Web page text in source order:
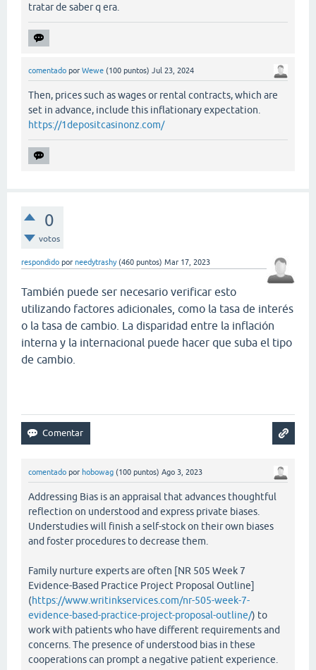
tratar de saber q era.
comentado por Wewe (100 puntos) Jul 23, 2024
Then, prices such as wages or rental contracts, which are
set in advance, include this inflationary expectation.
https://1depositcasinonz.com/
0
votos
respondido por needytrashy (460 puntos) Mar 17, 2023
También puede ser necesario verificar esto
utilizando factores adicionales, como la tasa de interés
o la tasa de cambio. La disparidad entre la inflación
interna y la internacional puede hacer que suba el tipo
de cambio.
comentado por hobowag (100 puntos) Ago 3, 2023
Addressing Bias is an appraisal that advances thoughtful
reflection on understood and express private biases.
Understudies will finish a self-stock on their own biases
and foster procedures to decrease them.
Family nurture experts are often [NR 505 Week 7
Evidence-Based Practice Project Proposal Outline]
(https://www.writinkservices.com/nr-505-week-7-
evidence-based-practice-project-proposal-outline/) to
work with patients who have different requirements and
concerns. The presence of understood bias in these
cooperations can prompt a negative patient experience.